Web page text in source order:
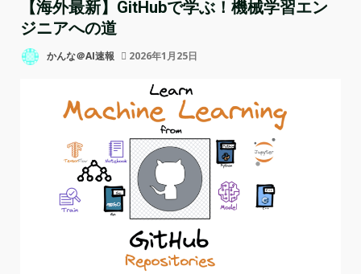
【海外最新】GitHubで学ぶ！機械学習エン
ジニアへの道
かんな＠AI速報 2026年1月25日